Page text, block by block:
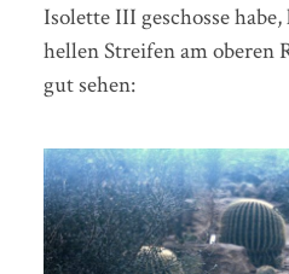
Isolette III geschosse
hellen Streifen am oberen
gut sehen: